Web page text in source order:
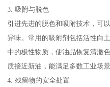
3. 吸附与脱色
引进先进的脱色和吸附技术，可
异味。常用的吸附剂包括活性白
中的极性物质，使油品恢复清澈
质接近新油，能满足多数工业场景
4. 残留物的安全处置